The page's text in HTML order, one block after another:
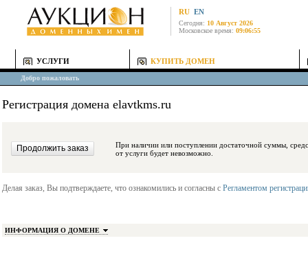
RU EN
Сегодня: 10 Август 2026
Московское время: 09:06:55
УСЛУГИ КУПИТЬ ДОМЕН
Добро пожаловать
Регистрация домена elavtkms.ru
При наличии или поступлении достаточной суммы, средства будут
от услуги будет невозможно.
Делая заказ, Вы подтверждаете, что ознакомились и согласны с Регламентом
ИНФОРМАЦИЯ О ДОМЕНЕ